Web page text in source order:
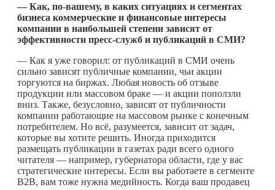
— Как, по-вашему, в каких ситуациях и сегментах
бизнеса коммерческие и финансовые интересы
компании в наибольшей степени зависят от
эффективности пресс-служб и публикаций в СМИ?
— Как я уже говорил: от публикаций в СМИ очень
сильно зависят публичные компании, чьи акции
торгуются на биржах. Любая новость об отзыве
продукции или массовом браке — и акции поползли
вниз. Также, безусловно, зависят от публичности
компании работающие на массовом рынке с конечным
потребителем. Но всё, разумеется, зависит от задач,
которые вы хотите решить. Иногда приходится
размещать публикации в газетах ради всего одного
читателя — например, губернатора области, где у вас
стратегические интересы. Если вы работаете в сегменте
В2В, вам тоже нужна медийность. Когда ваш продавец